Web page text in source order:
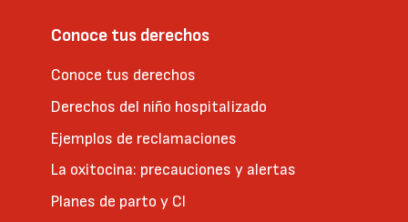
Conoce tus derechos
Conoce tus derechos
Derechos del niño hospitalizado
Ejemplos de reclamaciones
La oxitocina: precauciones y alertas
Planes de parto y CI